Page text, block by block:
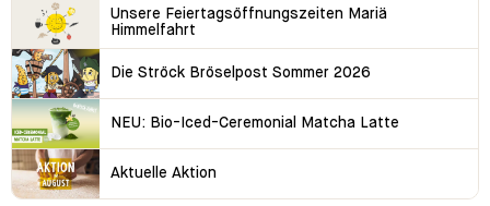
Unsere Feiertagsöffnungszeiten Mariä
Himmelfahrt
Die Ströck Bröselpost Sommer 2026
NEU: Bio-Iced-Ceremonial Matcha Latte
Aktuelle Aktion